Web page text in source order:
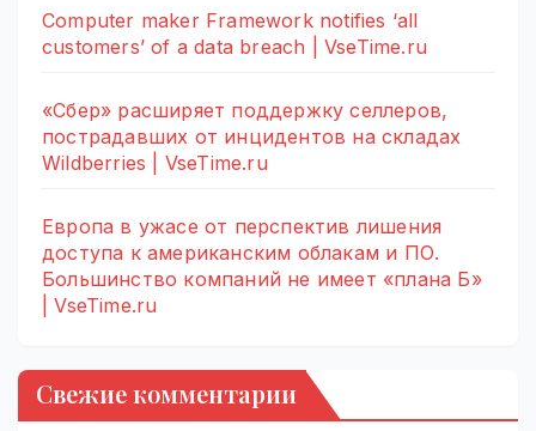
Computer maker Framework notifies ‘all
customers’ of a data breach | VseTime.ru
«Сбер» расширяет поддержку селлеров,
пострадавших от инцидентов на складах
Wildberries | VseTime.ru
Европа в ужасе от перспектив лишения
доступа к американским облакам и ПО.
Большинство компаний не имеет «плана Б»
| VseTime.ru
Свежие комментарии